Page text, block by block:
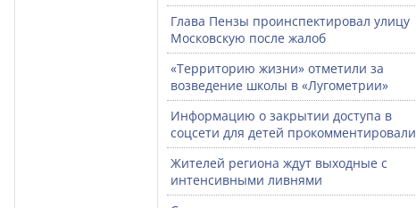
Глава Пензы проинспектировал улицу
Московскую после жалоб
«Территорию жизни» отметили за
возведение школы в «Лугометрии»
Информацию о закрытии доступа в
соцсети для детей прокомментировали
Жителей региона ждут выходные с
интенсивными ливнями